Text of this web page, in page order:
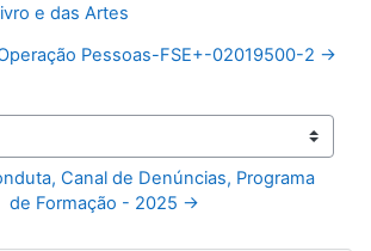
e das Artes
Pessoas-FSE+-02019500-2 →
Canal de Denúncias, Programa
de Formação - 2025 →